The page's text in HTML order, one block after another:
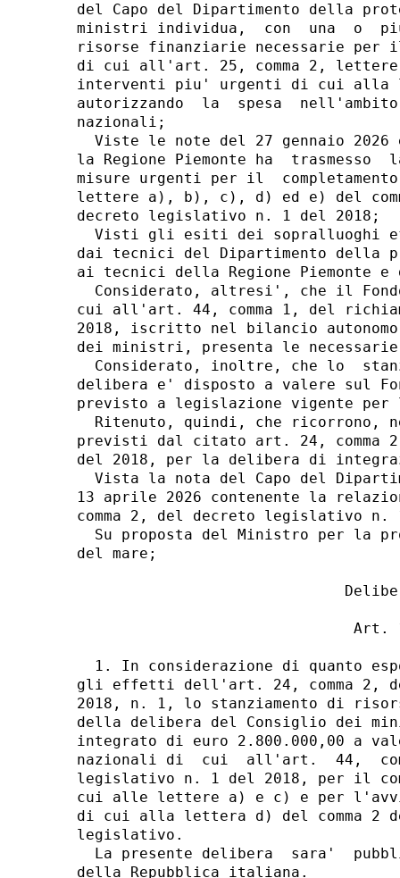
del Capo del Dipartimento della
ministri individua,  con  una  o
risorse finanziarie necessarie
di cui all'art. 25, comma 2,
interventi piu' urgenti di cui alla
autorizzando  la  spesa
nazionali;
Viste le note del 27 gennaio 2026
la Regione Piemonte ha
misure urgenti per il
lettere a), b), c), d) ed e) del
decreto legislativo n. 1 del 2018;
Visti gli esiti dei sopralluoghi
dai tecnici del Dipartimento della
ai tecnici della Regione
Considerato, altresi', che il
cui all'art. 44, comma 1, del
2018, iscritto nel bilancio
dei ministri, presenta le
Considerato, inoltre, che lo
delibera e' disposto a valere sul
previsto a legislazione vigente per
Ritenuto, quindi, che ricorrono,
previsti dal citato art. 24,
del 2018, per la delibera di
Vista la nota del Capo del
13 aprile 2026 contenente la
comma 2, del decreto legislativo
Su proposta del Ministro per la
del mare;
1. In considerazione di quanto
gli effetti dell'art. 24, comma 2,
2018, n. 1, lo stanziamento di
della delibera del Consiglio dei
integrato di euro 2.800.000,00 a
nazionali di  cui  all'art.  44,
legislativo n. 1 del 2018, per il
cui alle lettere a) e c) e per
di cui alla lettera d) del comma 2
legislativo.
La presente delibera  sara'
della Repubblica italiana.